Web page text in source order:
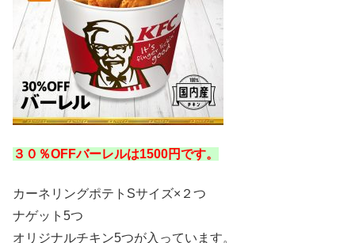
３０％OFFバーレルは1500円です。
カーネリングポテトSサイズ×２つ
ナゲット5つ
オリジナルチキン5つが入っています。